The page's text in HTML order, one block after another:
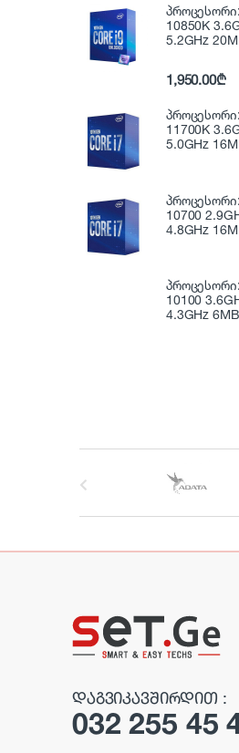
10850K
5.2GHz
1,950.00₾
11700K
5.0GHz
10700
4.8GHz
10100
4.3GHz
ᲓᲐᲒᲕᲘᲙᲐᲕᲨᲘᲠᲓᲘᲗ :
032 255 45